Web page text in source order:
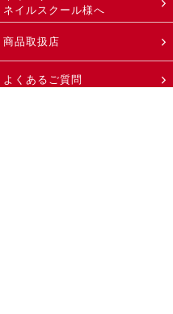
ネイルスクール様へ
商品取扱店
よくあるご質問